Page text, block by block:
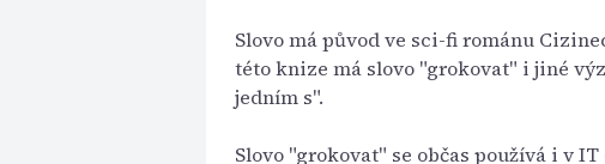
Slovo má původ ve sci-fi románu
této knize má slovo "grokovat" i jiné
jedním s".
Slovo "grokovat" se občas používá i v